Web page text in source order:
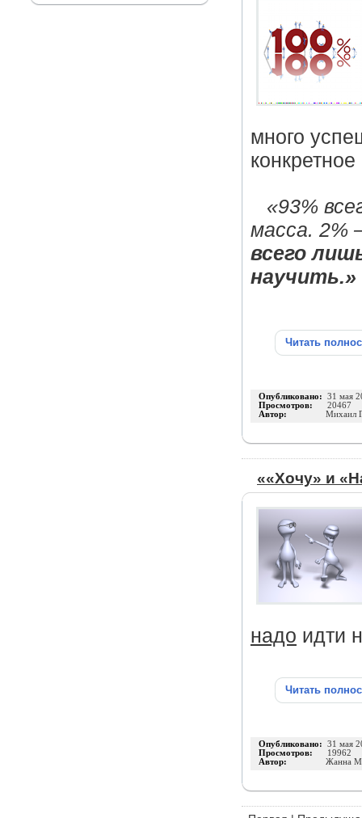
много
«93%
масса. 2%
всего
научить.»
Читать
Опубликовано: 31 мая
Просмотров: 20467
Автор: Михаил
««Хочу» и
надо идти
Читать
Опубликовано: 31 мая
Просмотров: 19962
Автор: Жанна